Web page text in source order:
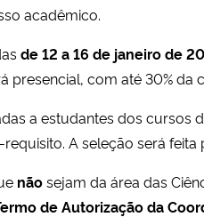
acadêmico.
de 12 a 16 de janeiro de
presencial, com até 30% da
a estudantes dos cursos
A seleção será
nãosejam da área das
de Autorização da